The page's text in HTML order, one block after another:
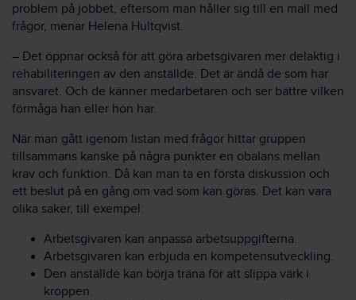
problem på jobbet, eftersom man håller sig till en mall med
frågor, menar Helena Hultqvist.
– Det öppnar också för att göra arbetsgivaren mer delaktig i
rehabiliteringen av den anställde. Det är ändå de som har
ansvaret. Och de känner medarbetaren och ser bättre vilken
förmåga han eller hon har.
När man gått igenom listan med frågor hittar gruppen
tillsammans kanske på några punkter en obalans mellan
krav och funktion. Då kan man ta en första diskussion och
ett beslut på en gång om vad som kan göras. Det kan vara
olika saker, till exempel:
Arbetsgivaren kan anpassa arbetsuppgifterna.
Arbetsgivaren kan erbjuda en kompetensutveckling.
Den anställde kan börja träna för att slippa värk i
kroppen.